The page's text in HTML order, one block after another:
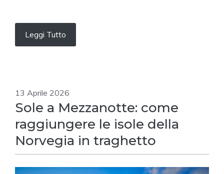
Leggi Tutto
13 Aprile 2026
Sole a Mezzanotte: come
raggiungere le isole della
Norvegia in traghetto